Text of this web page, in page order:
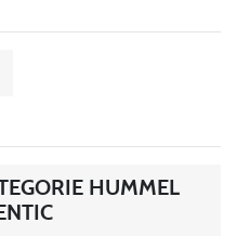
HUMMEL